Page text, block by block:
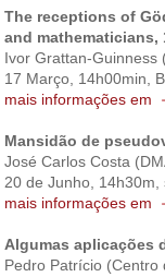
The receptions of
and mathematicians,
Ivor Grattan-
17 Março, 14h00min,
mais informações em
Mansidão de
José Carlos Costa
20 de Junho, 14h30m,
mais informações em
Algumas aplicações
Pedro Patrício